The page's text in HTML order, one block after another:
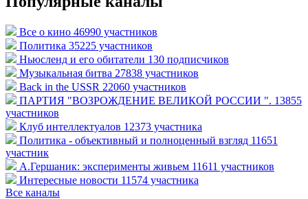
Все о кино 46990 участников
Политика 35225 участников
Ньюсленд и его обитатели 130 подписчиков
Музыкальная битва 27838 участников
Back in the USSR 22060 участников
ПАРТИЯ "ВОЗРОЖДЕНИЕ ВЕЛИКОЙ РОССИИ ". 13855
участников
Клуб интеллектуалов 12373 участника
Политика - объективный и полноценный взгляд 11651
участник
А.Гершаник: эксперименты живьем 11611 участников
Интересные новости 11574 участника
Все каналы